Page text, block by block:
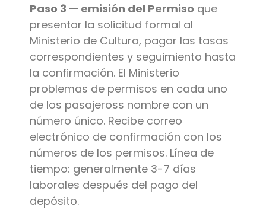
Paso 3 — emisión del Permiso que
presentar la solicitud formal al
Ministerio de Cultura, pagar las tasas
correspondientes y seguimiento hasta
la confirmación. El Ministerio
problemas de permisos en cada uno
de los pasajeross nombre con un
número único. Recibe correo
electrónico de confirmación con los
números de los permisos. Línea de
tiempo: generalmente 3-7 días
laborales después del pago del
depósito.